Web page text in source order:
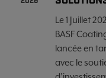
Le 1 Juillet
BASF
lancée en
avec le